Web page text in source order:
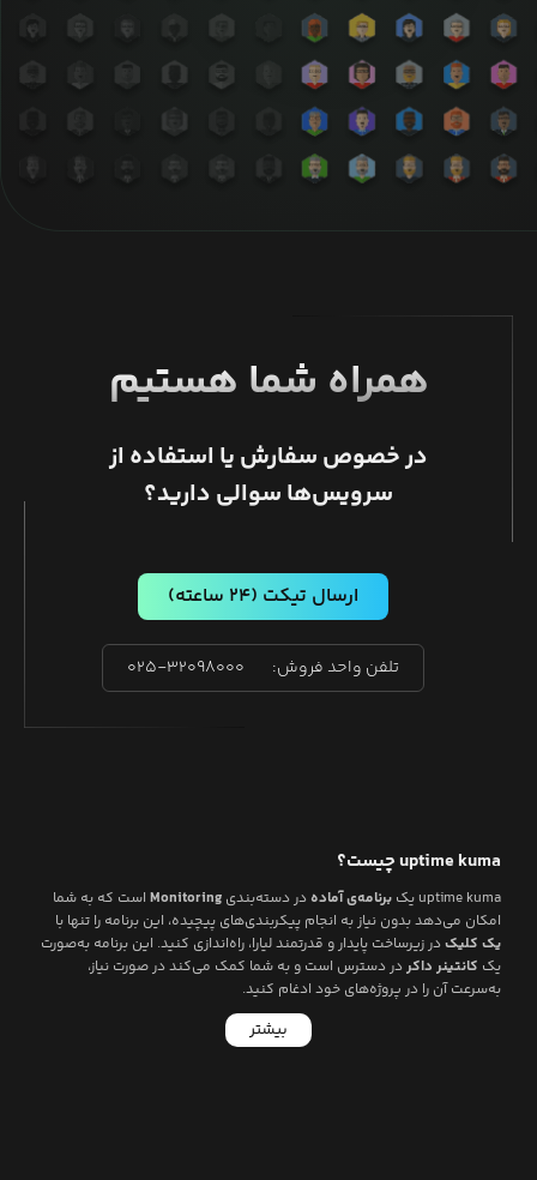
همراه شما هستیم
در خصوص سفارش یا استفاده از
سرویس‌ها سوالی دارید؟
ارسال تیکت (۲۴ ساعته)
تلفن واحد فروش: ۰۲۵-۳۲۰۹۸۰۰۰
uptime kumaچیست؟
uptime kuma یک برنامه‌ی آمادهدر دسته‌بندی Monitoring است که به شما
امکان می‌دهد بدون نیاز به انجام پیکربندی‌های پیچیده، این برنامه را تنها با
یک کلیکدر زیرساخت پایدار و قدرتمند لیارا، راه‌اندازی کنید. این برنامه به‌صورت
یک کانتینر داکردر دسترس است و به شما کمک می‌کند در صورت نیاز،
به‌سرعت آن را در پروژه‌های خود ادغام کنید.
بیشتر